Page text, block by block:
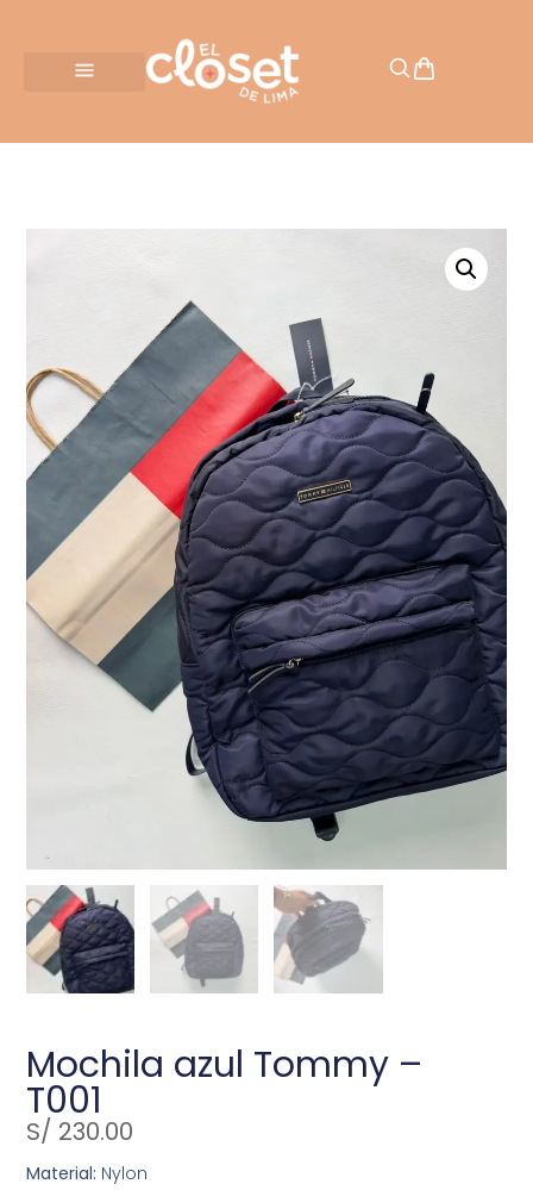
Mochila azul Tommy –
T001
S/ 230.00
Material: Nylon